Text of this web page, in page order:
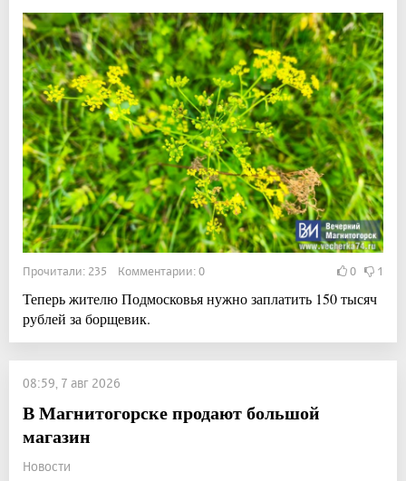
Прочитали: 235 Комментарии: 0 0 1
Теперь жителю Подмосковья нужно заплатить 150 тысяч
рублей за борщевик.
08:59, 7 авг 2026
В Магнитогорске продают большой
магазин
Новости